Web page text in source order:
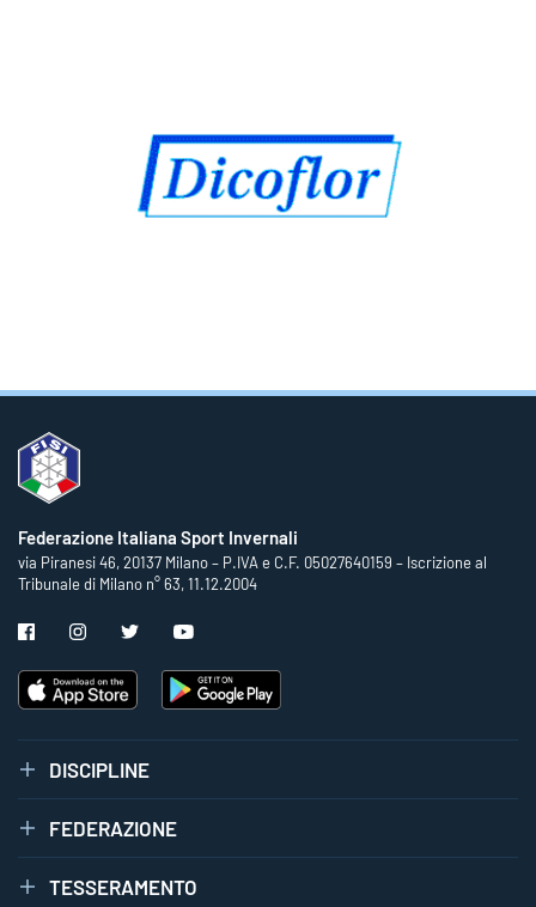
Federazione Italiana Sport Invernali
via Piranesi 46, 20137 Milano – P.IVA e C.F. 05027640159 – Iscrizione al
Tribunale di Milano n° 63, 11.12.2004
DISCIPLINE
FEDERAZIONE
TESSERAMENTO